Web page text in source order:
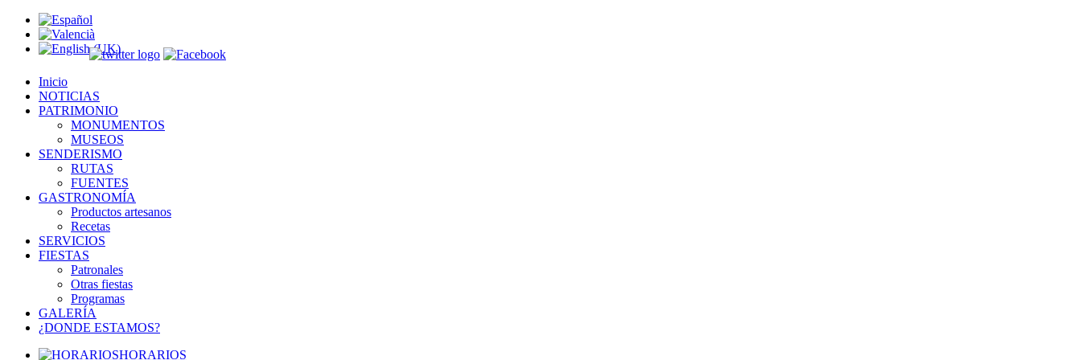
Inicio
NOTICIAS
PATRIMONIO
MONUMENTOS
MUSEOS
SENDERISMO
RUTAS
FUENTES
GASTRONOMÍA
Productos artesanos
Recetas
SERVICIOS
FIESTAS
Patronales
Otras fiestas
Programas
GALERÍA
¿DONDE ESTAMOS?
HORARIOS